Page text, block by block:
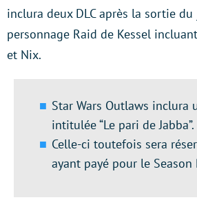
inclura deux DLC après la sortie
personnage Raid de Kessel
et Nix.
Star Wars Outlaws inclura
intitulée “Le pari de Jabba”.
Celle-ci toutefois sera
ayant payé pour le Season